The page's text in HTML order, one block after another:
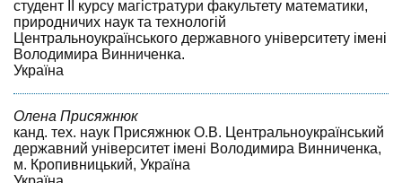
студент II курсу магістратури факультету математики,
природничих наук та технологій
Центральноукраїнського державного університету імені
Володимира Винниченка.
Україна
Олена Присяжнюк
канд. тех. наук Присяжнюк О.В. Центральноукраїнський
державний університет імені Володимира Винниченка,
м. Кропивницький, Україна